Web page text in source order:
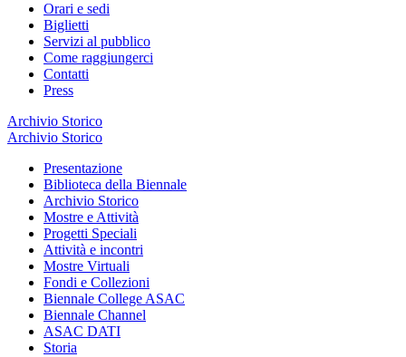
Orari e sedi
Biglietti
Servizi al pubblico
Come raggiungerci
Contatti
Press
Archivio Storico
Archivio Storico
Presentazione
Biblioteca della Biennale
Archivio Storico
Mostre e Attività
Progetti Speciali
Attività e incontri
Mostre Virtuali
Fondi e Collezioni
Biennale College ASAC
Biennale Channel
ASAC DATI
Storia